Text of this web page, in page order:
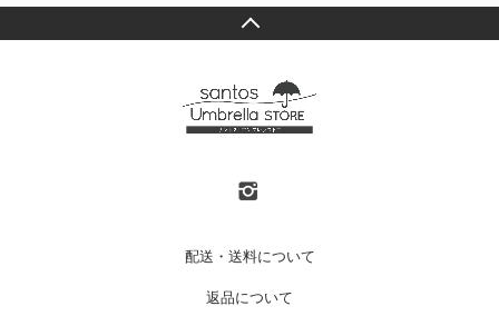
配送・送料について
返品について